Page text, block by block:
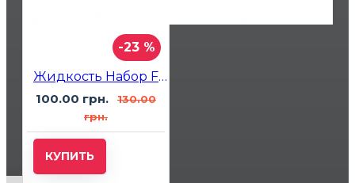
-23 %
Жидкость Набор Flavorlab Puff Banana Ice (Банан Лед) 10мл 5%
100.00 грн.
130.00
грн.
КУПИТЬ